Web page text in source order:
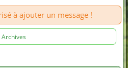
à ajouter un message !
Archives